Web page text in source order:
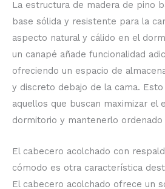
La estructura de madera de pino
base sólida y resistente para la
aspecto natural y cálido en el
un canapé añade funcionalidad
ofreciendo un espacio de
y discreto debajo de la cama.
aquellos que buscan maximizar el
dormitorio y mantenerlo ordenado
El cabecero acolchado con
cómodo es otra característica
El cabecero acolchado ofrece un